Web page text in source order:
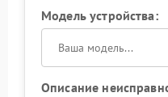
Модель устройства:
Описание